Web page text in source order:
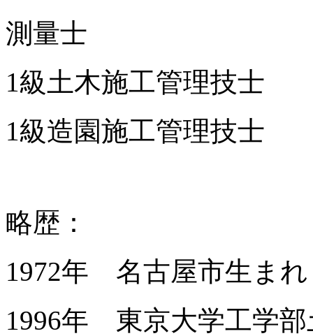
測量士
1級土木施工管理技士
1級造園施工管理技士
略歴：
1972年 名古屋市生まれ
1996年 東京大学工学部